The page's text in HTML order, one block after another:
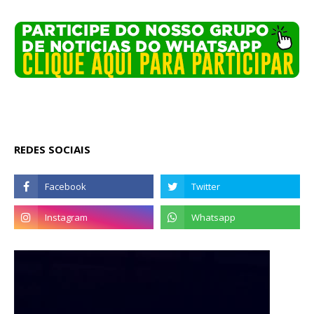
REDES SOCIAIS